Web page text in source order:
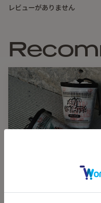
装備、夜間調理時の明るさ
【基本情報】
素材: DYNEEMA®
付属品： ペグ ｘ3、アル
1
重量: 約90g（付属品含む）
※本製品は難燃加工され
は避けてください。ガス
※仕様は予告なく変更にな
レビューがありません